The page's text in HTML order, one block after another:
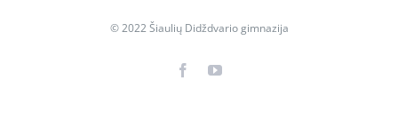
© 2022 Šiaulių Didždvario gimnazija
FacebookYouTube